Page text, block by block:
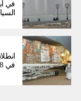
في 8 أكتوبر – خبر